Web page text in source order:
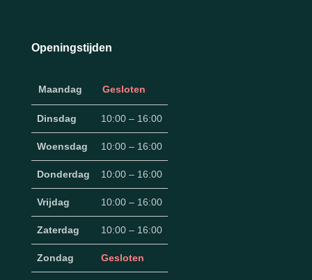
Openingstijden
Maandag Gesloten
Dinsdag 10:00 – 16:00
Woensdag 10:00 – 16:00
Donderdag 10:00 – 16:00
Vrijdag 10:00 – 16:00
Zaterdag 10:00 – 16:00
Zondag Gesloten